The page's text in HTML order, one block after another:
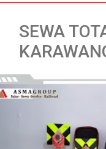
SEWA